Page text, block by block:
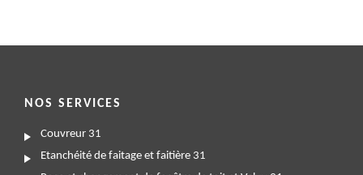
NOS SERVICES
Couvreur 31
Etanchéité de faitage et faitière 31